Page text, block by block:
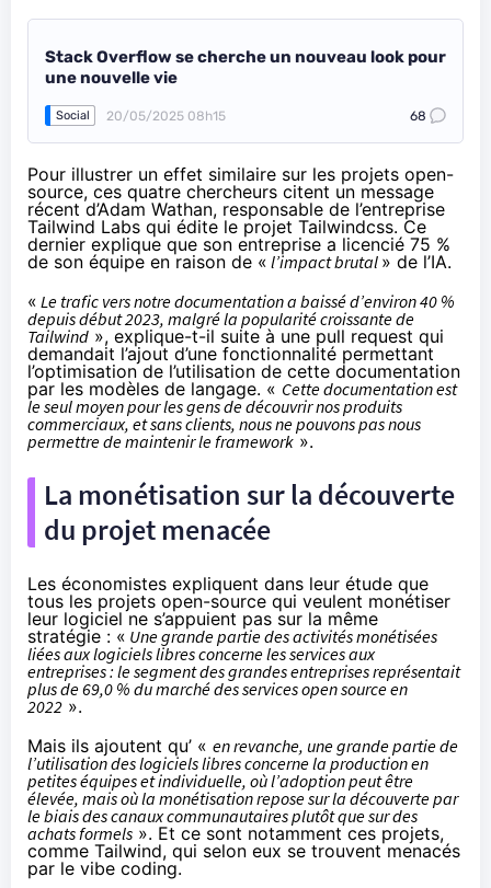
Stack Overflow se cherche un nouveau look pour
une nouvelle vie
Social 20/05/2025 08h15 68
Pour illustrer un effet similaire sur les projets open-
source, ces quatre chercheurs citent un message
récent d’Adam Wathan, responsable de l’entreprise
Tailwind Labs qui édite le projet Tailwindcss. Ce
dernier explique que son entreprise a licencié 75 %
de son équipe en raison de « l’impact brutal » de l’IA.
« Le trafic vers notre documentation a baissé d’environ 40 %
depuis début 2023, malgré la popularité croissante de
Tailwind », explique-t-il suite à une pull request qui
demandait l’ajout d’une fonctionnalité permettant
l’optimisation de l’utilisation de cette documentation
par les modèles de langage. « Cette documentation est
le seul moyen pour les gens de découvrir nos produits
commerciaux, et sans clients, nous ne pouvons pas nous
permettre de maintenir le framework ».
La monétisation sur la découverte
du projet menacée
Les économistes expliquent dans leur étude que
tous les projets open-source qui veulent monétiser
leur logiciel ne s’appuient pas sur la même
stratégie : « Une grande partie des activités monétisées
liées aux logiciels libres concerne les services aux
entreprises : le segment des grandes entreprises représentait
plus de 69,0 % du marché des services open source en
2022 ».
Mais ils ajoutent qu’ « en revanche, une grande partie de
l’utilisation des logiciels libres concerne la production en
petites équipes et individuelle, où l’adoption peut être
élevée, mais où la monétisation repose sur la découverte par
le biais des canaux communautaires plutôt que sur des
achats formels ». Et ce sont notamment ces projets,
comme Tailwind, qui selon eux se trouvent menacés
par le vibe coding.